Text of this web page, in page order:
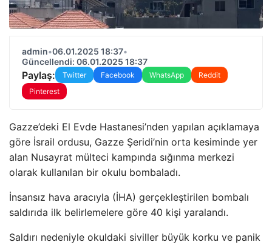
admin•06.01.2025 18:37•
Güncellendi: 06.01.2025 18:37
Paylaş: Twitter Facebook WhatsApp
Reddit
Pinterest
Gazze’deki El Evde Hastanesi’nden yapılan açıklamaya
göre İsrail ordusu, Gazze Şeridi’nin orta kesiminde yer
alan Nusayrat mülteci kampında sığınma merkezi
olarak kullanılan bir okulu bombaladı.
İnsansız hava aracıyla (İHA) gerçekleştirilen bombalı
saldırıda ilk belirlemelere göre 40 kişi yaralandı.
Saldırı nedeniyle okuldaki siviller büyük korku ve panik